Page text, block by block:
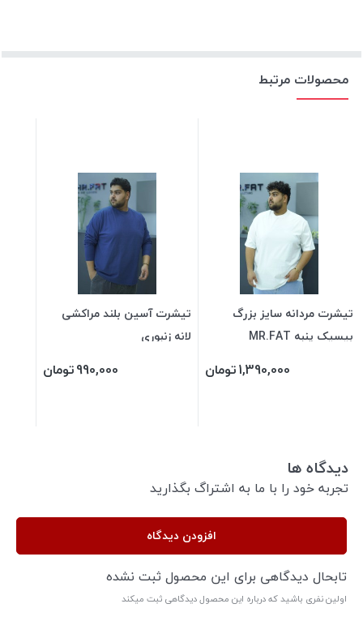
محصولات مرتبط
تیشرت مردانه سایز بزرگ
بیسیک پنبه MR.FAT
1,390,000تومان
تیشرت آسین بلند مراکشی
لانه زنبوری
990,000تومان
دیدگاه ها
تجربه خود را با ما به اشتراگ بگذارید
افزودن دیدگاه
تابحال دیدگاهی برای این محصول ثبت نشده
اولین نفری باشید که درباره این محصول دیدگاهی ثبت میکند